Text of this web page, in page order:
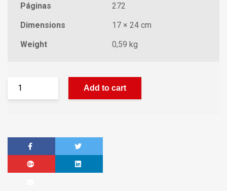
Páginas
272
Dimensions
17 × 24 cm
Weight
0,59 kg
Add to cart